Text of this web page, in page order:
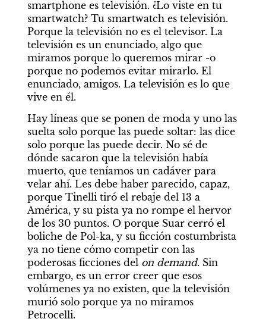
smartphone es televisión. ¿Lo viste en tu
smartwatch? Tu smartwatch es televisión.
Porque la televisión no es el televisor. La
televisión es un enunciado, algo que
miramos porque lo queremos mirar -o
porque no podemos evitar mirarlo. El
enunciado, amigos. La televisión es lo que
vive en él.
Hay líneas que se ponen de moda y uno las
suelta solo porque las puede soltar: las dice
solo porque las puede decir. No sé de
dónde sacaron que la televisión había
muerto, que teníamos un cadáver para
velar ahí. Les debe haber parecido, capaz,
porque Tinelli tiró el rebaje del 13 a
América, y su pista ya no rompe el hervor
de los 30 puntos. O porque Suar cerró el
boliche de Pol-ka, y su ficción costumbrista
ya no tiene cómo competir con las
poderosas ficciones del on demand. Sin
embargo, es un error creer que esos
volúmenes ya no existen, que la televisión
murió solo porque ya no miramos
Petrocelli.